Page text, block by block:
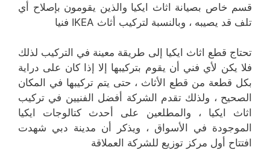
قسم خاص بصيانة اثاث ايكيا والذين يقومون بإصلاح أي
تلف قد يصيبه ، وبالنسبة لتركيب أثاث IKEA فنيا
تحتاج قطع اثاث ايكيا إلى طريقة معينة في التركيب لذلك
فلا يكن لأي فني أن يقوم بتركيبها إلا إذا كان على دراية
بكل قطعة من قطع الأثاث ، حتى يتم تركيبها في المكان
الصحيح ، ولذلك تقدم الشركة أفضل الفنيين في تركيب
اثاث ايكيا ، والمطلعين على أحدث كتالوجات ايكيا
الموجودة في الأسواق ، ويذكر أن مدينة دبي شهدت
افتتاح أول مركز توزيع للشركة العملاقة